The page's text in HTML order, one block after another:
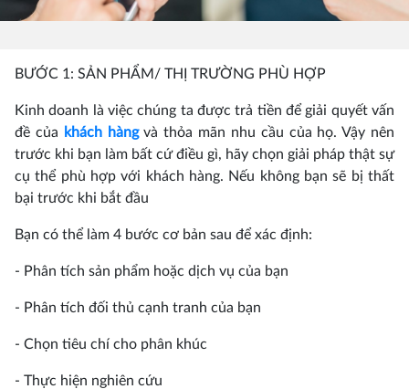
BƯỚC 1: SẢN PHẨM/ THỊ TRƯỜNG PHÙ HỢP
Kinh doanh là việc chúng ta được trả tiền để giải quyết vấn
đề của
khách hàngvà thỏa mãn nhu cầu của họ. Vậy nên
trước khi bạn làm bất cứ điều gì, hãy chọn giải pháp thật sự
cụ thể phù hợp với khách hàng. Nếu không bạn sẽ bị thất
bại trước khi bắt đầu
Bạn có thể làm 4 bước cơ bản sau để xác định:
- Phân tích sản phẩm hoặc dịch vụ của bạn
- Phân tích đối thủ cạnh tranh của bạn
- Chọn tiêu chí cho phân khúc
- Thực hiện nghiên cứu